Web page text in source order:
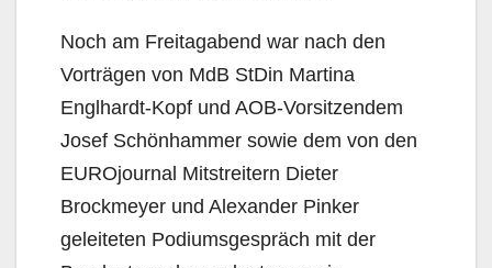
Noch am Freitagabend war nach den
Vorträgen von MdB StDin Martina
Englhardt-Kopf und AOB-Vorsitzendem
Josef Schönhammer sowie dem von den
EUROjournal Mitstreitern Dieter
Brockmeyer und Alexander Pinker
geleiteten Podiumsgespräch mit der